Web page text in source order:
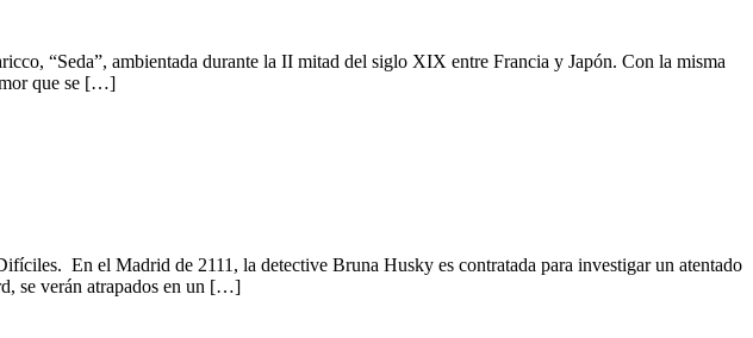
“Seda”, ambientada durante la II mitad del siglo XIX entre Francia y Japón. Con la misma
que se […]
En el Madrid de 2111, la detective Bruna Husky es contratada para investigar un atentado
se verán atrapados en un […]